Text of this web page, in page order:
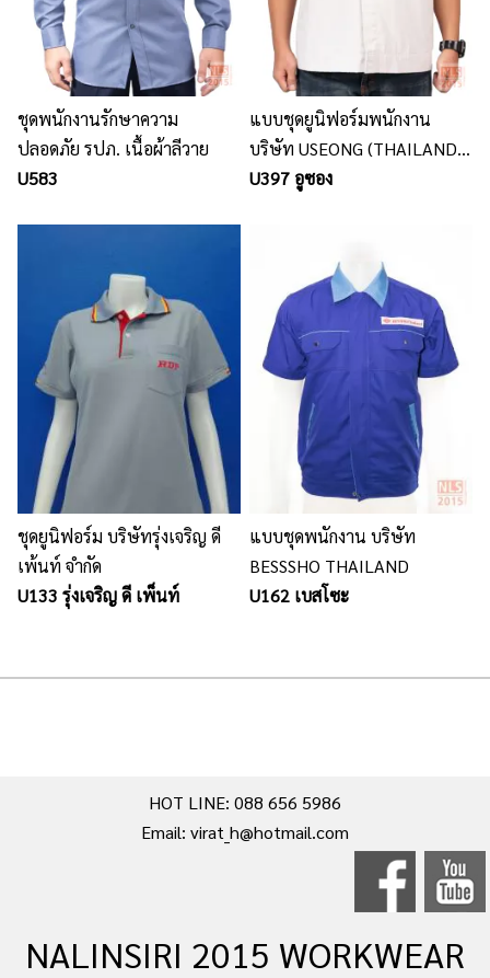
ชุดพนักงานรักษาความ
ปลอดภัย รปภ. เนื้อผ้าลีวาย
U583
แบบชุดยูนิฟอร์มพนักงาน
บริษัท USEONG (THAILAND)
/ นลินสิริ รับตัดชุดฟอร์ม
U397 อูซอง
ชุดยูนิฟอร์ม บริษัทรุ่งเจริญ ดี
เพ้นท์ จำกัด
U133 รุ่งเจริญ ดี เพ็นท์
แบบชุดพนักงาน บริษัท
BESSSHO THAILAND
U162 เบสโซะ
HOT LINE: 088 656 5986
Email: virat_h@hotmail.com
NALINSIRI 2015 WORKWEAR